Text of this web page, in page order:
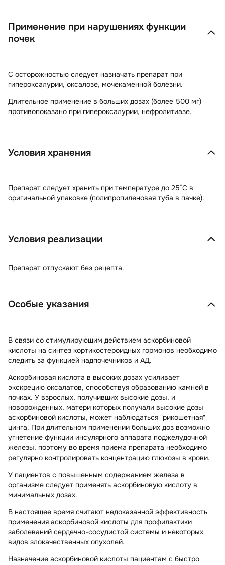
Применение при нарушениях функции
почек
С осторожностью следует назначать препарат при
гипероксалурии, оксалозе, мочекаменной болезни.
Длительное применение в больших дозах (более 500 мг)
противопоказано при гипероксалурии, нефролитиазе.
Условия хранения
Препарат следует хранить при температуре до 25°С в
оригинальной упаковке (полипропиленовая туба в пачке).
Условия реализации
Препарат отпускают без рецепта.
Особые указания
В связи со стимулирующим действием аскорбиновой
кислоты на синтез кортикостероидных гормонов необходимо
следить за функцией надпочечников и АД.
Аскорбиновая кислота в высоких дозах усиливает
экскрецию оксалатов, способствуя образованию камней в
почках. У взрослых, получивших высокие дозы, и
новорожденных, матери которых получали высокие дозы
аскорбиновой кислоты, может наблюдаться "рикошетная"
цинга. При длительном применении больших доз возможно
угнетение функции инсулярного аппарата поджелудочной
железы, поэтому во время приема препарата необходимо
регулярно контролировать концентрацию глюкозы в крови.
У пациентов с повышенным содержанием железа в
организме следует применять аскорбиновую кислоту в
минимальных дозах.
В настоящее время считают недоказанной эффективность
применения аскорбиновой кислоты для профилактики
заболеваний сердечно-сосудистой системы и некоторых
видов злокачественных опухолей.
Назначение аскорбиновой кислоты пациентам с быстро